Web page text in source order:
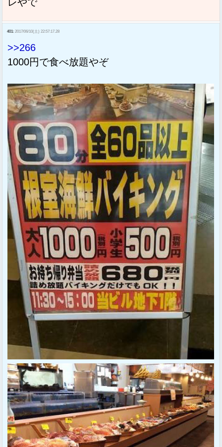
401: 2017/06/10(土) 22:57:17.28
>>266
1000円で食べ放題やぞ